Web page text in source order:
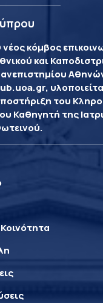
νέος κόμβος
και
του
Καθηγητή της